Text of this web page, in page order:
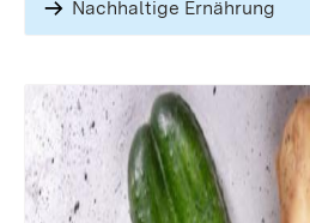
Nach­haltige Ernäh­rung